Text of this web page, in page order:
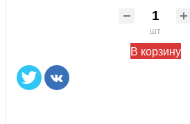
шт
В корзину